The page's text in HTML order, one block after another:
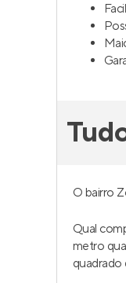
O bairro
Qual
metro
quadrado